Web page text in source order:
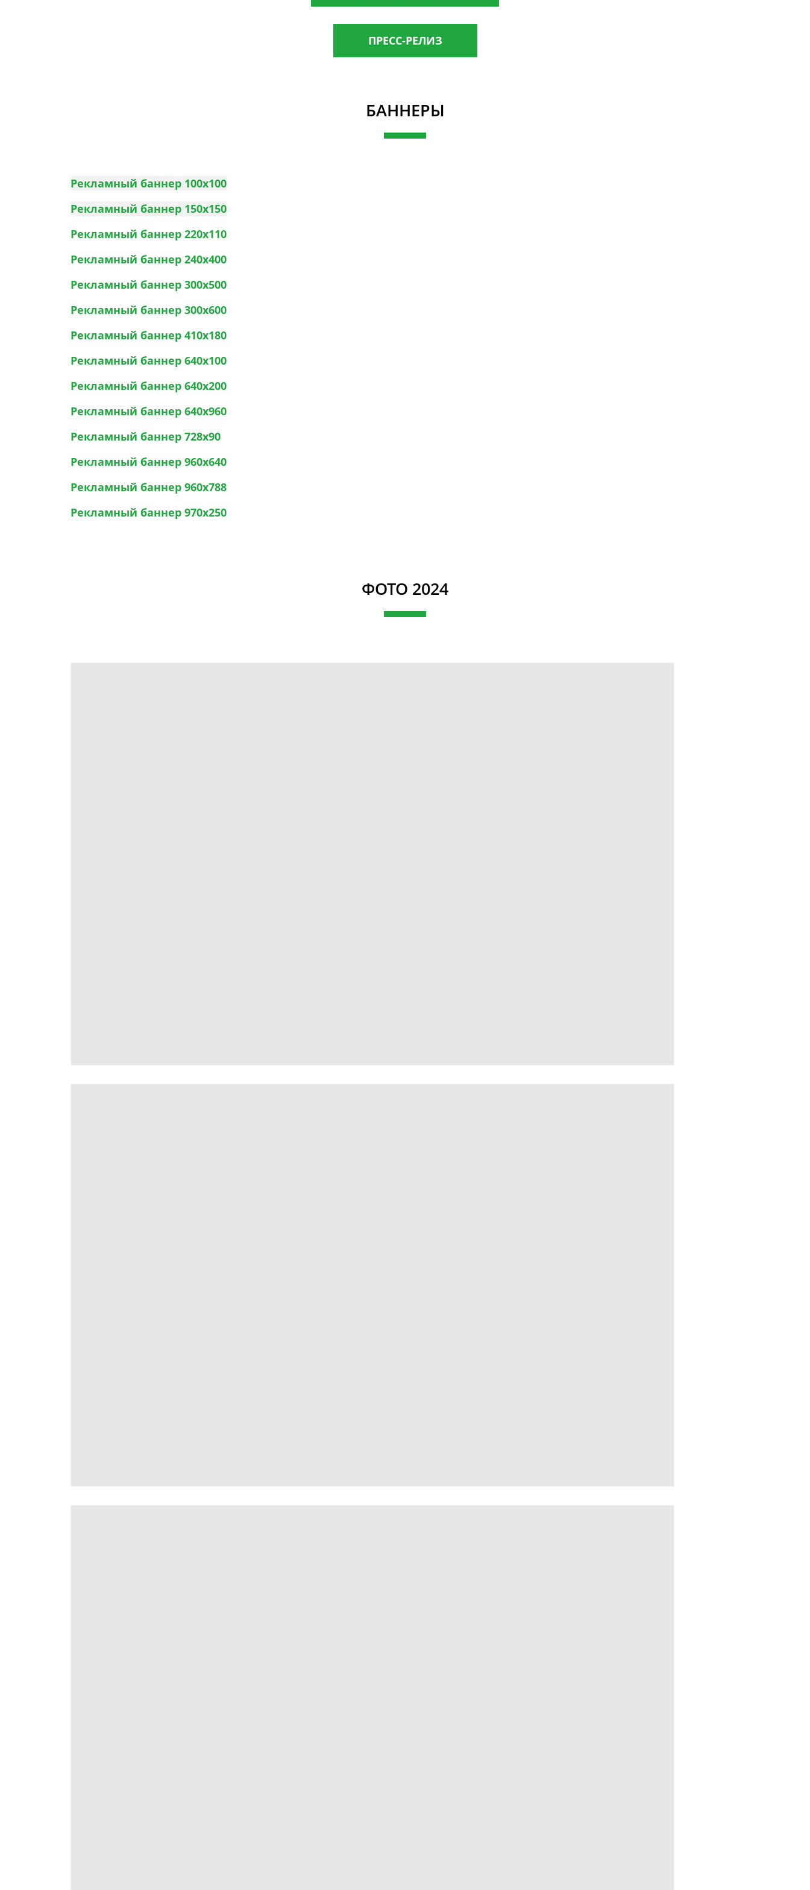
ПРЕСС-РЕЛИЗ
БАННЕРЫ
Рекламный баннер 100х100
Рекламный баннер 150х150
Рекламный баннер 220х110
Рекламный баннер 240х400
Рекламный баннер 300х500
Рекламный баннер 300х600
Рекламный баннер 410х180
Рекламный баннер 640х100
Рекламный баннер 640х200
Рекламный баннер 640х960
Рекламный баннер 728х90
Рекламный баннер 960х640
Рекламный баннер 960х788
Рекламный баннер 970х250
ФОТО 2024